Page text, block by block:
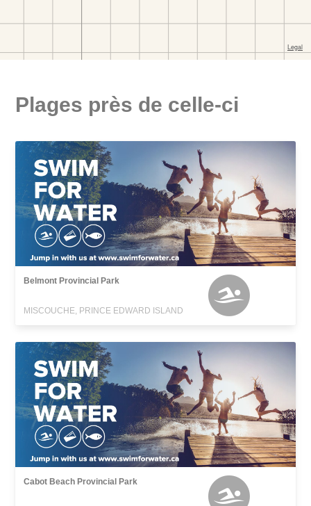
Plages près de celle-ci
Belmont Provincial Park
MISCOUCHE, PRINCE EDWARD ISLAND
Cabot Beach Provincial Park